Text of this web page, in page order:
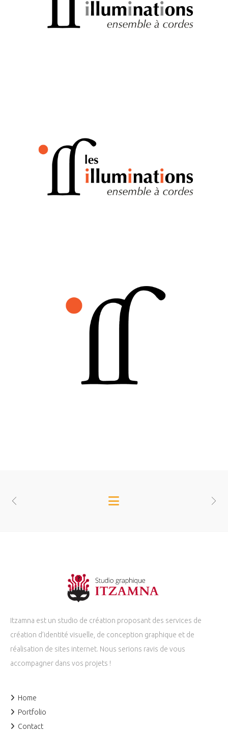
Itzamna est un studio de création proposant des services de
création d’identité visuelle, de conception graphique et de
réalisation de sites internet. Nous serions ravis de vous
accompagner dans vos projets !
Home
Portfolio
Contact